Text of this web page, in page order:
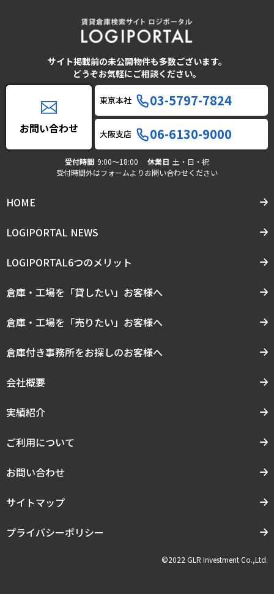
サイト掲載前の未公開物件も多数ございます。
どうぞお気軽にご相談ください。
お問い合わせ
東京本社 03-5797-7824
大阪支店 06-6130-9000
受付時間 9:00〜18:00 休業日 土・日・祝
受付時間外はフォームよりお問い合わせください
HOME
LOGIPORTAL NEWS
LOGIPORTAL6つのメリット
倉庫・工場を「貸したい」お客様へ
倉庫・工場を「売りたい」お客様へ
倉庫付き事務所をお探しのお客様へ
会社概要
実績紹介
ご利用について
お問い合わせ
サイトマップ
プライバシーポリシー
©2022 GLR Investment Co.,Ltd.